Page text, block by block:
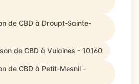
de CBD à Droupt-Sainte-
de CBD à Vulaines - 10160
de CBD à Petit-Mesnil -